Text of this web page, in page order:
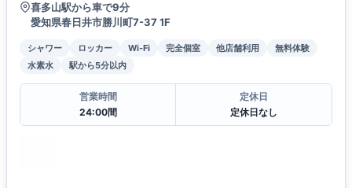
喜多山駅から車で9分
愛知県春日井市勝川町7-37 1F
シャワー ロッカー Wi-Fi 完全個室 他店舗利用
無料体験
水素水
駅から5分以内
営業時間
24:00間
定休日
定休日なし